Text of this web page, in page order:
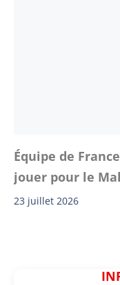
Équipe de
jouer pour le
23 juillet 2026